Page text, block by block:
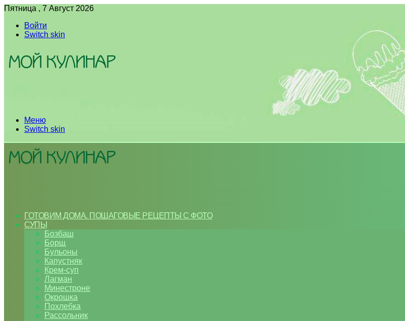
Пятница , 7 Август 2026
Войти
Switch skin
Меню
Switch skin
ГОТОВИМ ДОМА. ПОШАГОВЫЕ РЕЦЕПТЫ С ФОТО
СУПЫ
Бозбаш
Борщ
Бульоны
Капустняк
Крем-суп
Лагман
Минестроне
Окрошка
Похлебка
Рассольник